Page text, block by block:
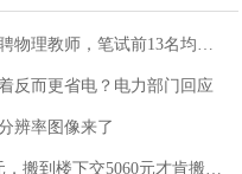
13名均遭淘汰？教育局：已叫停招聘，成立调查组全面核查
反而更省电？电力部门回应
辨率图像来了
下交5060元才肯搬上楼！女子傻眼了……